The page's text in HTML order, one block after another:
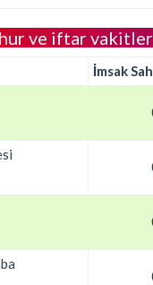
ve iftar
İmsak